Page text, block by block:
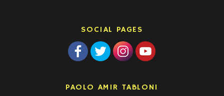
SOCIAL PAGES
PAOLO AMIR TABLONI